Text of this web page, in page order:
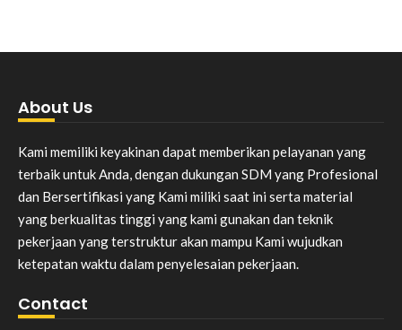
About Us
Kami memiliki keyakinan dapat memberikan pelayanan yang
terbaik untuk Anda, dengan dukungan SDM yang Profesional
dan Bersertifikasi yang Kami miliki saat ini serta material
yang berkualitas tinggi yang kami gunakan dan teknik
pekerjaan yang terstruktur akan mampu Kami wujudkan
ketepatan waktu dalam penyelesaian pekerjaan.
Contact